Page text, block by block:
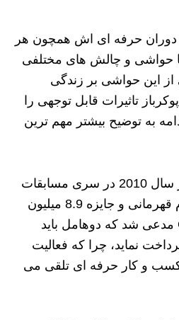
دوران حرفه ای اش همچون هر
و چالش های مختلفی
این حواشی بر زندگی
تاثیرات قابل توجهی را
به توضیح بیشتر مهم ترین
دوهامل پس از آن که در سال 2010 در سری مسابقات
جهانی بازی پوکر به مقام قهرمانی و جایزه 8.9 میلیون
دلاری دست یافت، CRT مدعی شد که دوهامل باید
نماید، چرا که فعالیت
و کار حرفه ای تلقی می